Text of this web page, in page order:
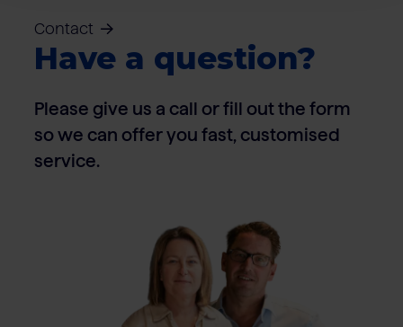
Contact
Have a question?
Please give us a call or fill out the form
so we can offer you fast, customised
service.